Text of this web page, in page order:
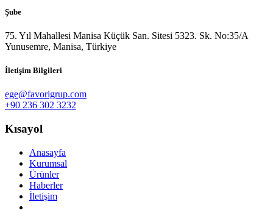
Şube
75. Yıl Mahallesi Manisa Küçük San. Sitesi 5323. Sk. No:35/A
Yunusemre, Manisa, Türkiye
İletişim Bilgileri
ege@favorigrup.com
+90 236 302 3232
Kısayol
Anasayfa
Kurumsal
Ürünler
Haberler
İletişim